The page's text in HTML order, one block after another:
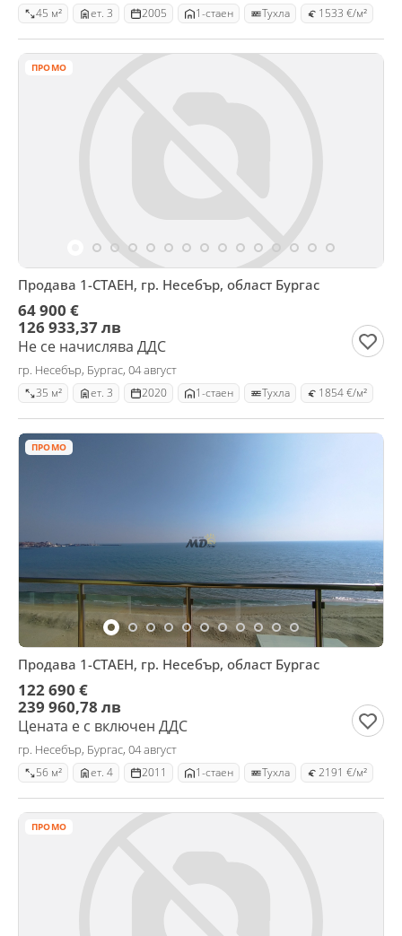
45 м² ет. 3 2005 1-стаен Тухла 1533 €/м²
ПРОМО
Продава 1-СТАЕН, гр. Несебър, област Бургас
64 900 €
126 933,37 лв
Не се начислява ДДС
гр. Несебър, Бургас, 04 август
35 м² ет. 3 2020 1-стаен Тухла 1854 €/м²
ПРОМО
Продава 1-СТАЕН, гр. Несебър, област Бургас
122 690 €
239 960,78 лв
Цената е с включен ДДС
гр. Несебър, Бургас, 04 август
56 м² ет. 4 2011 1-стаен Тухла 2191 €/м²
ПРОМО